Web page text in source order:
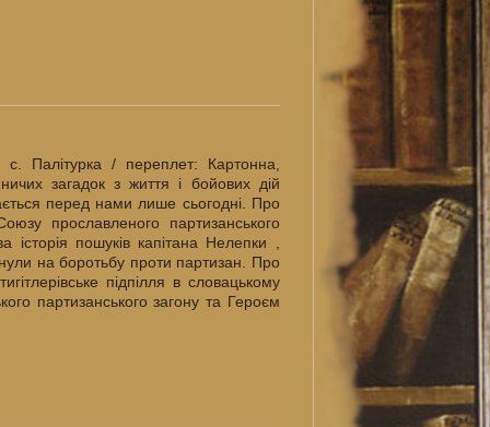
с. Палiтурка / переплет: Картонна,
загадок з життя і бойових дій
перед нами лише сьогодні. Про
прославленого партизанського
пошуків капітана Нелепки ,
на боротьбу проти партизан. Про
підпілля в словацькому
партизанського загону та Героєм